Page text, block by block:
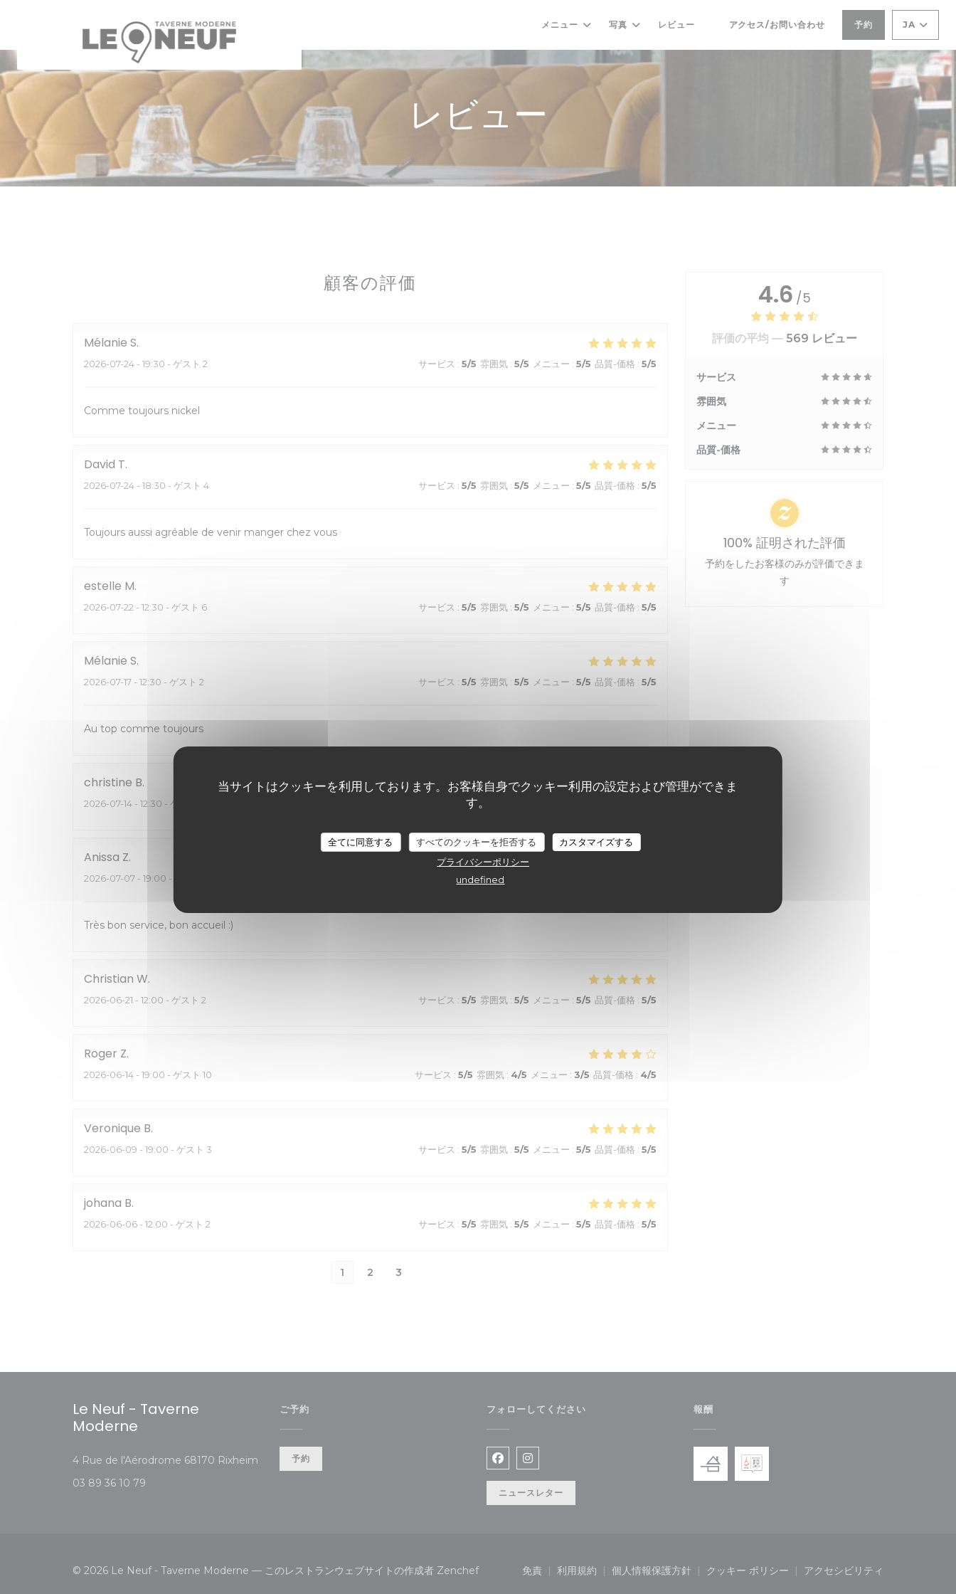
当サイトはクッキーを利用しております。お客様自身でクッキー利用の設定および管理ができま
す。
全てに同意する すべてのクッキーを拒否する
カスタマイズする
プライバシーポリシー
undefined
メニュー 写真 レビュー
((新しいウィンドウで開きます))
アクセス/お問い合わせ 予約 JA
レビュー
顧客の評価
Mélanie S
2026-07-24 - 19:30 - ゲスト 2 サービス : 5/5 雰囲気 : 5/5 メニュー : 5/5 品質-価格 : 5/5
Comme toujours nickel
David T
2026-07-24 - 18:30 - ゲスト 4 サービス : 5/5 雰囲気 : 5/5 メニュー : 5/5 品質-価格 : 5/5
Toujours aussi agréable de venir manger chez vous
estelle M
2026-07-22 - 12:30 - ゲスト 6 サービス : 5/5 雰囲気 : 5/5 メニュー : 5/5 品質-価格 : 5/5
Mélanie S
2026-07-17 - 12:30 - ゲスト 2 サービス : 5/5 雰囲気 : 5/5 メニュー : 5/5 品質-価格 : 5/5
Au top comme toujours
christine B
2026-07-14 - 12:30 - ゲスト 5 5/5 雰囲気
Anissa Z
2026-07-07 - 19:00 - ゲスト 2 : 5/5 雰囲気
Très bon service, bon accueil :)
Christian W
2026-06-21 - 12:00 - ゲスト 2 サービス : 5/5 雰囲気 : 5/5 メニュー : 5/5 品質-価格 : 5/5
Roger Z
2026-06-14 - 19:00 - ゲスト 10 サービス : 5/5 雰囲気 : 4/5 メニュー : 3/5 品質-価格 : 4/5
Veronique B
2026-06-09 - 19:00 - ゲスト 3 サービス : 5/5 雰囲気 : 5/5 メニュー : 5/5 品質-価格 : 5/5
johana B
2026-06-06 - 12:00 - ゲスト 2 サービス : 5/5 雰囲気 : 5/5 メニュー : 5/5 品質-価格 : 5/5
1 2 3
4.6 /5
評価の平均 — 569 レビュー
サービス
雰囲気
メニュー
品質-価格
100% 証明された評価
予約をしたお客様のみが評価できま
す
Le Neuf - Taverne
Moderne
4 Rue de l'Aérodrome 68170 Rixheim ((新しいウィンドウで開きます))
03 89 36 10 79
ご予約
予約
フォローしてください
Facebook ((新しいウィンドウで開きます))
Instagram ((新しいウィンドウで開きます))
ニュースレター
報酬
© 2026 Le Neuf - Taverne Moderne — このレストランウェブサイトの作成者 Zenchef((新しいウィンドウで開きます))
免責
((新しいウィンドウで開きます))
利用規約
((新しいウィンドウで開きます))
個人情報保護方針
((新しいウィンドウで開きます))
クッキー ポリシー
((新しいウィンドウで開きます))
アクセシビリティ
((新しいウィンドウで開